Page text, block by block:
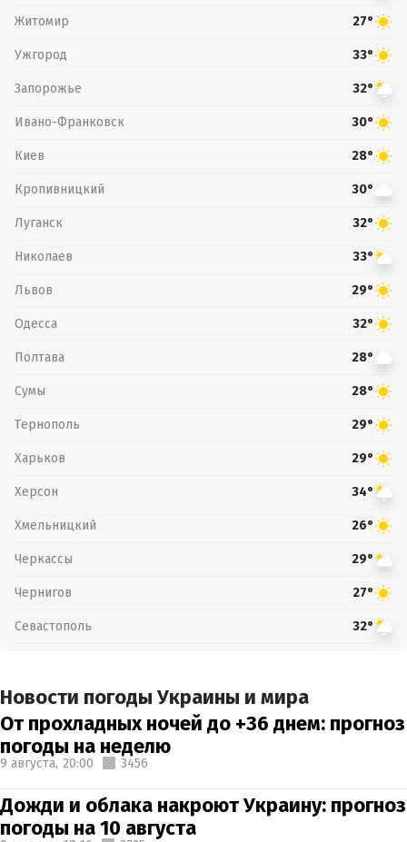
Житомир 27°
Ужгород 33°
Запорожье 32°
Ивано-Франковск 30°
Киев 28°
Кропивницкий 30°
Луганск 32°
Николаев 33°
Львов 29°
Одесса 32°
Полтава 28°
Сумы 28°
Тернополь 29°
Харьков 29°
Херсон 34°
Хмельницкий 26°
Черкассы 29°
Чернигов 27°
Севастополь 32°
Новости погоды Украины и мира
От прохладных ночей до +36 днем: прогноз
погоды на неделю
9 августа, 20:00 3456
Дожди и облака накроют Украину: прогноз
погоды на 10 августа